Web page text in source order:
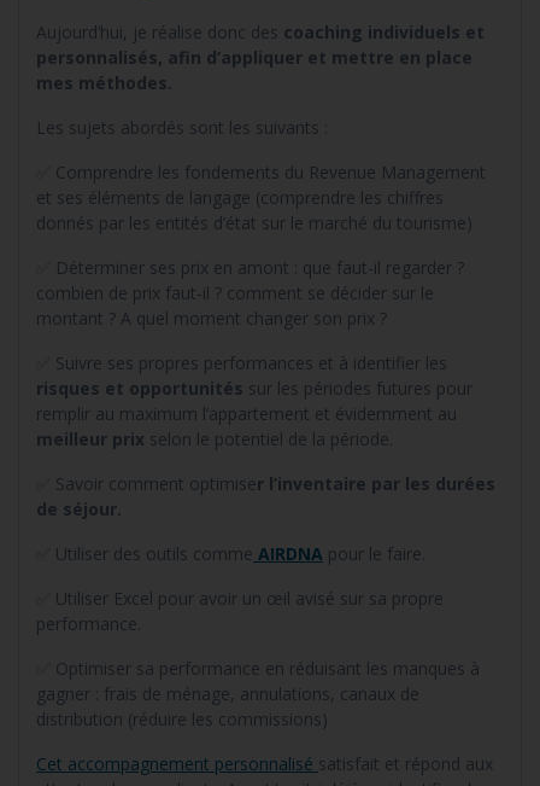
Aujourd’hui, je réalise donc des coaching individuels et
personnalisés, afin d’appliquer et mettre en place
mes méthodes.
Les sujets abordés sont les suivants :
✅ Comprendre les fondements du Revenue Management
et ses éléments de langage (comprendre les chiffres
donnés par les entités d’état sur le marché du tourisme)
✅ Déterminer ses prix en amont : que faut-il regarder ?
combien de prix faut-il ? comment se décider sur le
montant ? A quel moment changer son prix ?
✅ Suivre ses propres performances et à identifier les
risques et opportunités sur les périodes futures pour
remplir au maximum l’appartement et évidemment au
meilleur prix selon le potentiel de la période.
✅ Savoir comment optimiser l’inventaire par les durées
de séjour.
✅ Utiliser des outils comme AIRDNA pour le faire.
✅ Utiliser Excel pour avoir un œil avisé sur sa propre
performance.
✅ Optimiser sa performance en réduisant les manques à
gagner : frais de ménage, annulations, canaux de
distribution (réduire les commissions)
Cet accompagnement personnalisé satisfait et répond aux